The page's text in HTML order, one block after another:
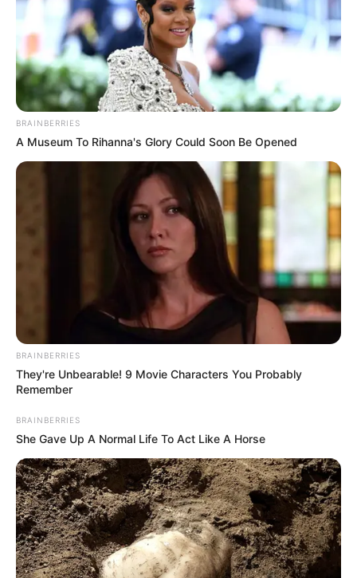
BRAINBERRIES
A Museum To Rihanna's Glory Could Soon Be Opened
BRAINBERRIES
They're Unbearable! 9 Movie Characters You Probably
Remember
BRAINBERRIES
She Gave Up A Normal Life To Act Like A Horse